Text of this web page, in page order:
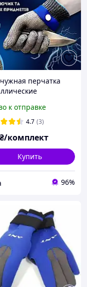
перчатка
BATEX Anticut
металлические
к отправке
4.7 (3)
₴/комплект
Купить
96%